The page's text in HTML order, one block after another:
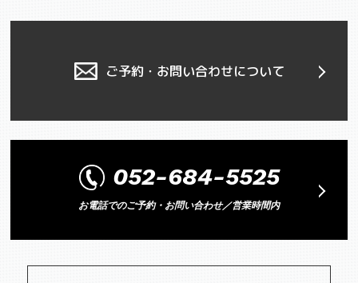
ご予約・お問い合わせについて
052-684-5525
お電話でのご予約・お問い合わせ／営業時間内